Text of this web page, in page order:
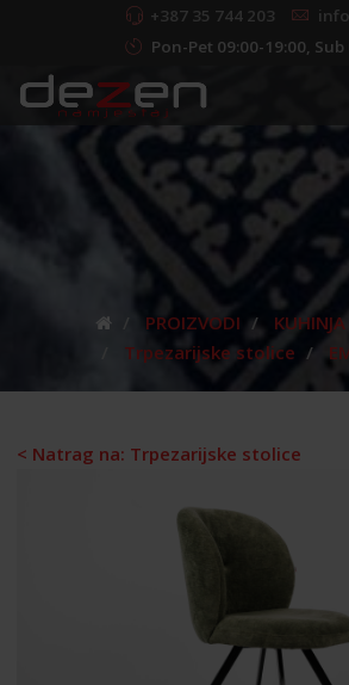
+387 35 744 203
Pon-Pet 09:00-19:00, Sub
PROIZVODI
Trpezarijske stolice
< Natrag na: Trpezarijske stolice